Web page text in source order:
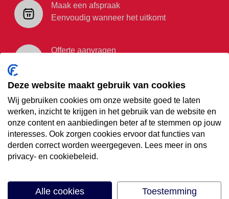
Maak een afspraak
Eenvoudig wanneer het uitkomt
Offerte aanvragen
€35,- korting op je
volgende vakantie
Meld je aan voor onze nieuwsbrief
Deze website maakt gebruik van cookies
Wij gebruiken cookies om onze website goed te laten
werken, inzicht te krijgen in het gebruik van de website en
onze content en aanbiedingen beter af te stemmen op jouw
interesses. Ook zorgen cookies ervoor dat functies van
derden correct worden weergegeven. Lees meer in ons
privacy- en cookiebeleid.
Alle cookies
Toestemming